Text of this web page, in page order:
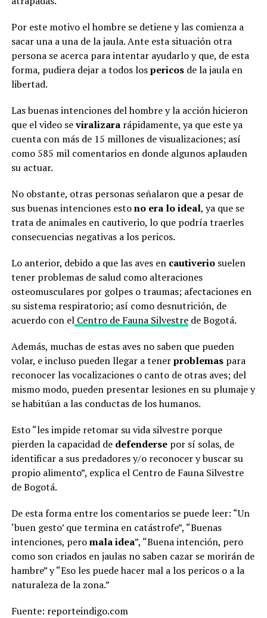
Por este motivo el hombre se detiene y las comienza a
sacar una a una de la jaula. Ante esta situación otra
persona se acerca para intentar ayudarlo y que, de esta
forma, pudiera dejar a todos lospericosde la jaula en
libertad.
Las buenas intenciones del hombre y la acción hicieron
que el video seviralizararápidamente, ya que este ya
cuenta con más de 15 millones de visualizaciones; así
como 585 mil comentarios en donde algunos aplauden
su actuar.
No obstante, otras personas señalaron que a pesar de
sus buenas intenciones estono era lo ideal, ya que se
trata de animales en cautiverio, lo que podría traerles
consecuencias negativas a los pericos.
Lo anterior, debido a que las aves en cautiveriosuelen
tener problemas de salud como alteraciones
osteomusculares por golpes o traumas; afectaciones en
su sistema respiratorio; así como desnutrición, de
acuerdo con elCentro de Fauna Silvestrede Bogotá.
Además, muchas de estas aves no saben que pueden
volar, e incluso pueden llegar a tenerproblemaspara
reconocer las vocalizaciones o canto de otras aves; del
mismo modo, pueden presentar lesiones en su plumaje y
se habitúan a las conductas de los humanos.
Esto “les impide retomar su vida silvestre porque
pierden la capacidad de defendersepor sí solas, de
identificar a sus predadores y/o reconocer y buscar su
propio alimento”, explica el Centro de Fauna Silvestre
de Bogotá.
De esta forma entre los comentarios se puede leer: “Un
‘buen gesto’ que termina en catástrofe”, “Buenas
intenciones, peromala idea”, “Buena intención, pero
como son criados en jaulas no saben cazar se morirán de
hambre” y “Eso les puede hacer mal a los pericos o a la
naturaleza de la zona.”
Fuente: reporteindigo.com